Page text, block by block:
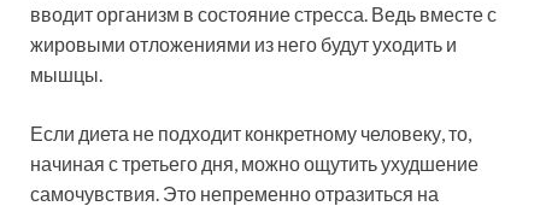
вводит организм в состояние стресса. Ведь вместе с
жировыми отложениями из него будут уходить и
мышцы.
Если диета не подходит конкретному человеку, то,
начиная с третьего дня, можно ощутить ухудшение
самочувствия. Это непременно отразиться на